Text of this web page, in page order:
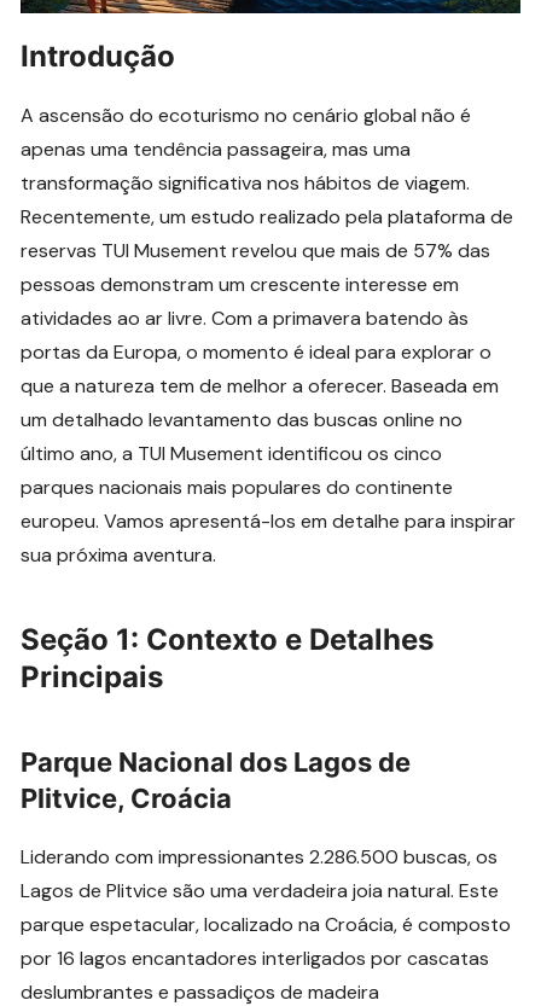
Introdução
A ascensão do ecoturismo no cenário global não é
apenas uma tendência passageira, mas uma
transformação significativa nos hábitos de viagem.
Recentemente, um estudo realizado pela plataforma de
reservas TUI Musement revelou que mais de 57% das
pessoas demonstram um crescente interesse em
atividades ao ar livre. Com a primavera batendo às
portas da Europa, o momento é ideal para explorar o
que a natureza tem de melhor a oferecer. Baseada em
um detalhado levantamento das buscas online no
último ano, a TUI Musement identificou os cinco
parques nacionais mais populares do continente
europeu. Vamos apresentá-los em detalhe para inspirar
sua próxima aventura.
Seção 1: Contexto e Detalhes
Principais
Parque Nacional dos Lagos de
Plitvice, Croácia
Liderando com impressionantes 2.286.500 buscas, os
Lagos de Plitvice são uma verdadeira joia natural. Este
parque espetacular, localizado na Croácia, é composto
por 16 lagos encantadores interligados por cascatas
deslumbrantes e passadiços de madeira